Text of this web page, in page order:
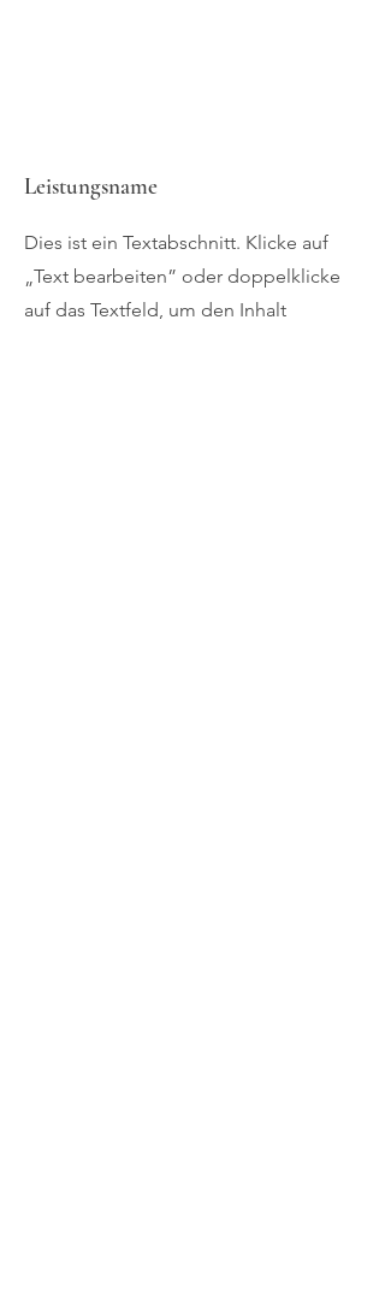
Leistungsname
Dies ist ein Textabschnitt. Klicke auf
„Text bearbeiten” oder doppelklicke
auf das Textfeld, um den Inhalt